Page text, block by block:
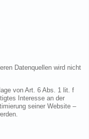
Datenquellen wird nicht
von Art. 6 Abs. 1 lit. f
Interesse an der
seiner Website –